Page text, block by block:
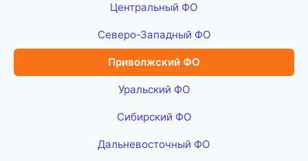
Центральный ФО
Северо-Западный ФО
Приволжский ФО
Уральский ФО
Сибирский ФО
Дальневосточный ФО